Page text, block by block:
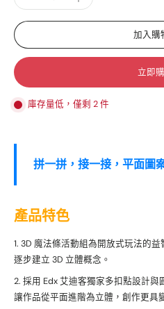
加入購
立即
庫存量低，僅剩 2 件
拼一拼，接一接，平面圖
產品特色
3D 魔法條活動組為開放式玩法的
逐步建立 3D 立體概念。
採用 Edx 艾迪客獨家多扣點設計與
讓作品從平面進階為立體，創作更具